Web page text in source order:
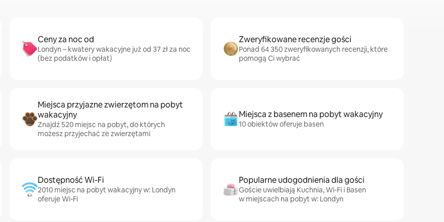
Ceny za noc od
Londyn – kwatery wakacyjne już od 37 zł za noc
(bez podatków i opłat)
Zweryfikowane recenzje gości
Ponad 64 350 zweryfikowanych recenzji, które
pomogą Ci wybrać
Miejsca przyjazne zwierzętom na pobyt
wakacyjny
Znajdź 520 miejsc na pobyt, do których
możesz przyjechać ze zwierzętami
Miejsca z basenem na pobyt wakacyjny
10 obiektów oferuje basen
Dostępność Wi-Fi
2010 miejsc na pobyt wakacyjny w: Londyn
oferuje Wi-Fi
Popularne udogodnienia dla gości
Goście uwielbiają Kuchnia, Wi-Fi i Basen
w miejscach na pobyt w: Londyn